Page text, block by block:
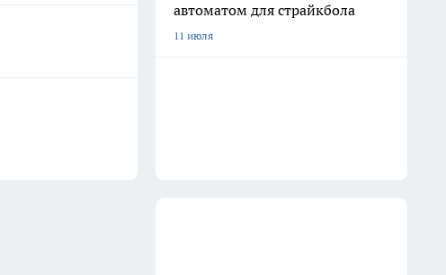
автоматом для страйкбола
11 июля